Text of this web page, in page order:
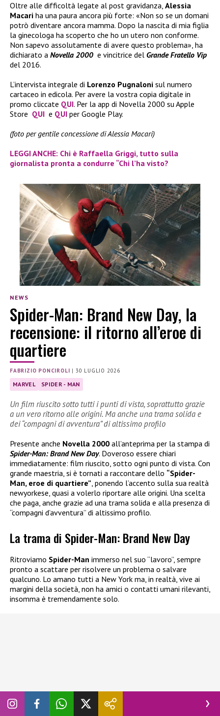
Oltre alle difficoltà legate al post gravidanza, Alessia
Macari ha una paura ancora più forte: «Non so se un domani
potrò diventare ancora mamma. Dopo la nascita di mia figlia
la ginecologa ha scoperto che ho un utero non conforme.
Non sapevo assolutamente di avere questo problema», ha
dichiarato a Novella 2000 e vincitrice del Grande Fratello Vip
del 2016.
L’intervista integrale di Lorenzo Pugnaloni sul numero
cartaceo in edicola. Per avere la vostra copia digitale in
promo cliccate QUI. Per la app di Novella 2000 su Apple
Store QUI e QUI per Google Play.
(foto per gentile concessione di Alessia Macari)
LEGGI ANCHE: Chi è Raffaella Griggi, tutto sulla
giornalista pronta a condurre “Chi l’ha visto?
NEWS
Spider-Man: Brand New Day, la
recensione: il ritorno all’eroe di
quartiere
FABRIZIO PONCIROLI | 30 LUGLIO 2026
MARVEL SPIDER - MAN
Un film riuscito sotto tutti i punti di vista, soprattutto grazie
a un vero ritorno alle origini. Ma anche una trama solida e
dei “compagni di avventura” di altissimo profilo
Presente anche Novella 2000 all’anteprima per la stampa di
Spider-Man: Brand New Day. Doveroso essere chiari
immediatamente: film riuscito, sotto ogni punto di vista. Con
grande maestria, si è tornati a raccontare dello “Spider-
Man, eroe di quartiere”, ponendo l’accento sulla sua realtà
newyorkese, quasi a volerlo riportare alle origini. Una scelta
che paga, anche grazie ad una trama solida e alla presenza di
“compagni d’avventura” di altissimo profilo.
La trama di Spider-Man: Brand New Day
Ritroviamo Spider-Man immerso nel suo “lavoro”, sempre
pronto a scattare per risolvere un problema o salvare
qualcuno. Lo amano tutti a New York ma, in realtà, vive ai
margini della società, non ha amici o contatti umani rilevanti,
insomma è tremendamente solo.